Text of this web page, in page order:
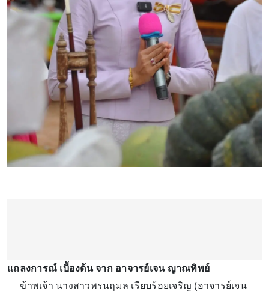
แถลงการณ์ เบื้องต้น จาก อาจารย์เจน ญาณทิพย์
ข้าพเจ้า นางสาวพรนฤมล เรียบร้อยเจริญ (อาจารย์เจน